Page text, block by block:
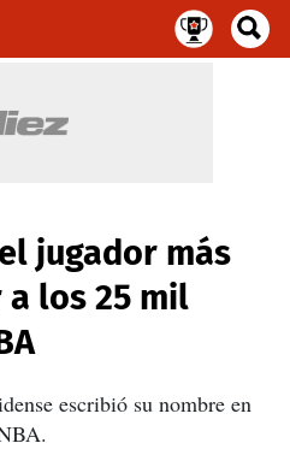
jugador más
los 25 mil
escribió su nombre en